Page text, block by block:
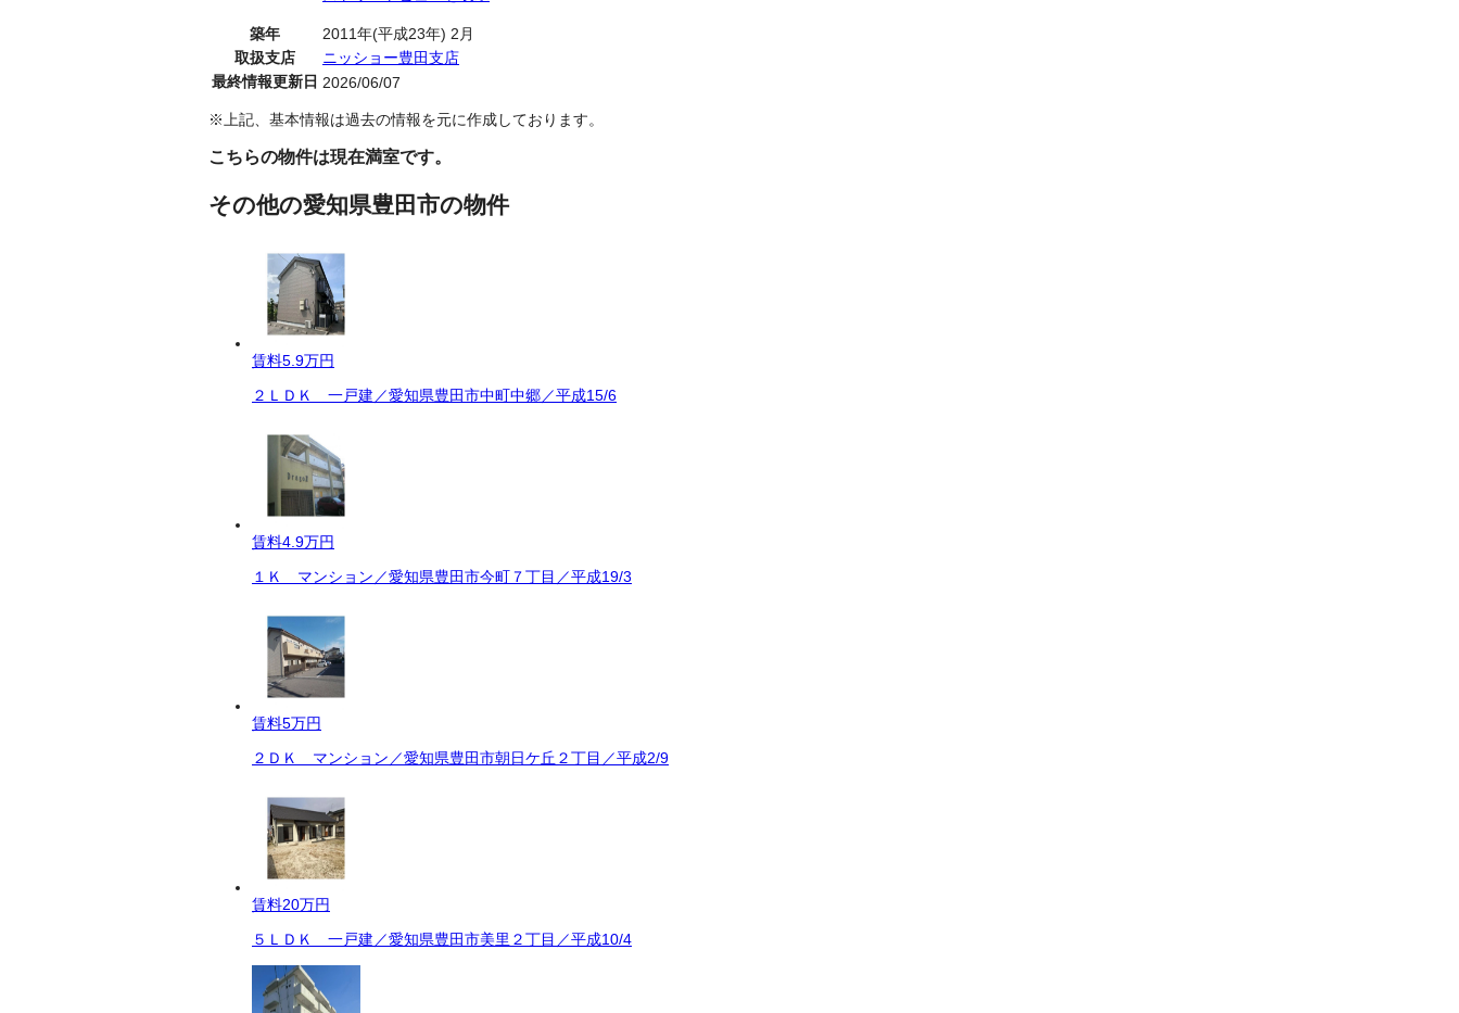
築年
2011年(平成23年) 2月
取扱支店
ニッショー豊田支店
最終情報更新日 2026/06/07
※上記、基本情報は過去の情報を元に作成しております。
こちらの物件は現在満室です。
その他の愛知県豊田市の物件
賃料5.9万円
２ＬＤＫ 一戸建／愛知県豊田市中町中郷／平成15/6
賃料4.9万円
１Ｋ マンション／愛知県豊田市今町７丁目／平成19/3
賃料5万円
２ＤＫ マンション／愛知県豊田市朝日ケ丘２丁目／平成2/9
賃料20万円
５ＬＤＫ 一戸建／愛知県豊田市美里２丁目／平成10/4